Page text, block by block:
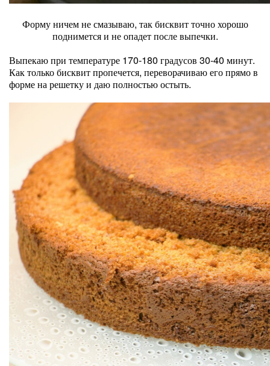
Форму ничем не смазываю, так бисквит точно хорошо
поднимется и не опадет после выпечки.
Выпекаю при температуре 170-180 градусов 30-40 минут.
Как только бисквит пропечется, переворачиваю его прямо в
форме на решетку и даю полностью остыть.